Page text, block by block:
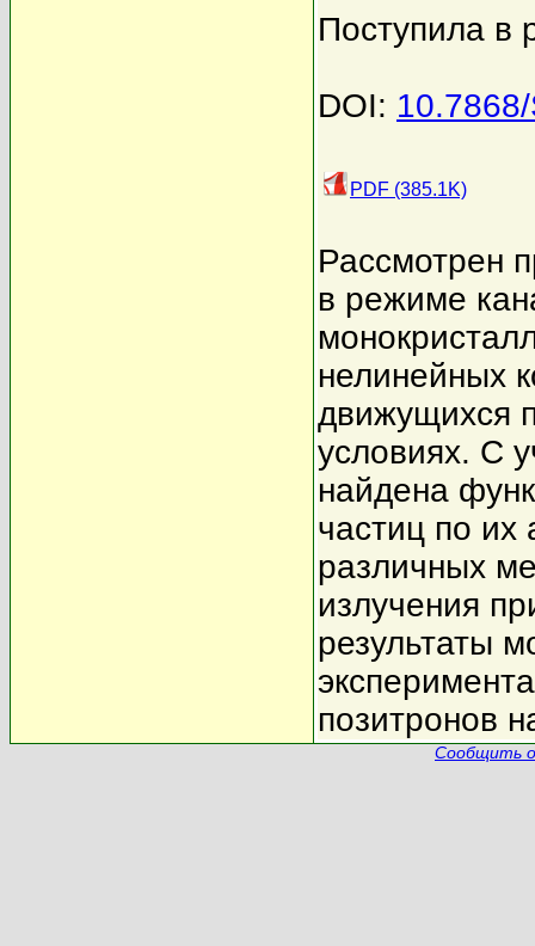
Поступила в
DOI:
PDF (385.1K)
Рассмотрен
в режиме
нелинейных
движущихся
условиях. С
найдена
частиц по
различных
излучения
результаты
позитронов
Сообщить о